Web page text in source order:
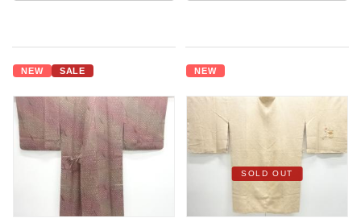
NEW SALE NEW
SOLD OUT